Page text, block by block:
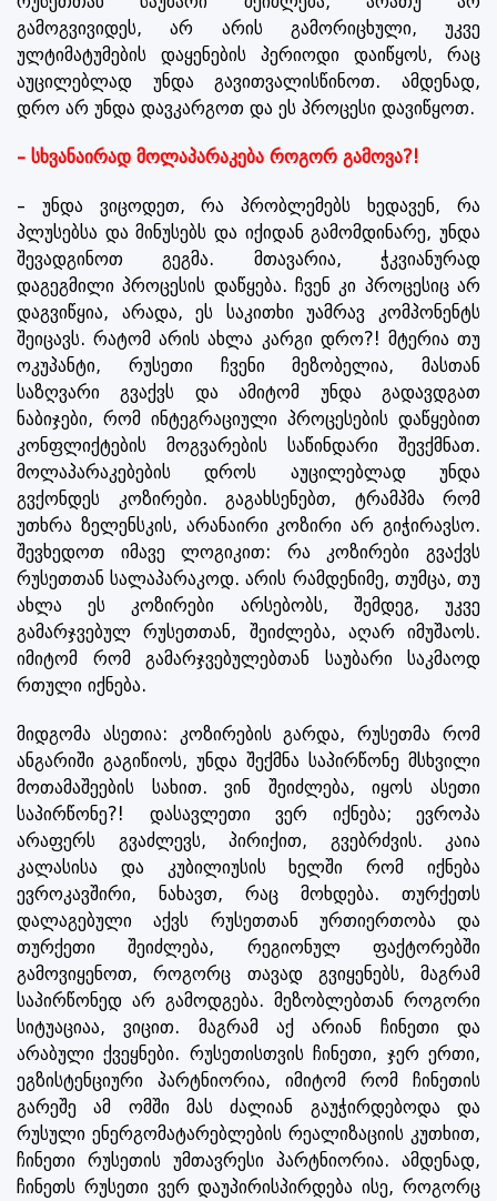
გამოგვივიდეს, არ არის გამორიცხული, უკვე
ულტიმატუმების დაყენების პერიოდი დაიწყოს, რაც
აუცილებლად უნდა გავითვალისწინოთ. ამდენად,
დრო არ უნდა დავკარგოთ და ეს პროცესი დავიწყოთ.
– სხვანაირად მოლაპარაკება როგორ გამოვა?!
– უნდა ვიცოდეთ, რა პრობლემებს ხედავენ, რა
პლუსებსა და მინუსებს და იქიდან გამომდინარე, უნდა
შევადგინოთ გეგმა. მთავარია, ჭკვიანურად
დაგეგმილი პროცესის დაწყება. ჩვენ კი პროცესიც არ
დაგვიწყია, არადა, ეს საკითხი უამრავ კომპონენტს
შეიცავს. რატომ არის ახლა კარგი დრო?! მტერია თუ
ოკუპანტი, რუსეთი ჩვენი მეზობელია, მასთან
საზღვარი გვაქვს და ამიტომ უნდა გადავდგათ
ნაბიჯები, რომ ინტეგრაციული პროცესების დაწყებით
კონფლიქტების მოგვარების საწინდარი შევქმნათ.
მოლაპარაკებების დროს აუცილებლად უნდა
გვქონდეს კოზირები. გაგახსენებთ, ტრამპმა რომ
უთხრა ზელენსკის, არანაირი კოზირი არ გიჭირავსო.
შევხედოთ იმავე ლოგიკით: რა კოზირები გვაქვს
რუსეთთან სალაპარაკოდ. არის რამდენიმე, თუმცა, თუ
ახლა ეს კოზირები არსებობს, შემდეგ, უკვე
გამარჯვებულ რუსეთთან, შეიძლება, აღარ იმუშაოს.
იმიტომ რომ გამარჯვებულებთან საუბარი საკმაოდ
რთული იქნება.
მიდგომა ასეთია: კოზირების გარდა, რუსეთმა რომ
ანგარიში გაგიწიოს, უნდა შექმნა საპირწონე მსხვილი
მოთამაშეების სახით. ვინ შეიძლება, იყოს ასეთი
საპირწონე?! დასავლეთი ვერ იქნება; ევროპა
არაფერს გვაძლევს, პირიქით, გვებრძვის. კაია
კალასისა და კუბილიუსის ხელში რომ იქნება
ევროკავშირი, ნახავთ, რაც მოხდება. თურქეთს
დალაგებული აქვს რუსეთთან ურთიერთობა და
თურქეთი შეიძლება, რეგიონულ ფაქტორებში
გამოვიყენოთ, როგორც თავად გვიყენებს, მაგრამ
საპირწონედ არ გამოდგება. მეზობლებთან როგორი
სიტუაციაა, ვიცით. მაგრამ აქ არიან ჩინეთი და
არაბული ქვეყნები. რუსეთისთვის ჩინეთი, ჯერ ერთი,
ეგზისტენციური პარტნიორია, იმიტომ რომ ჩინეთის
გარეშე ამ ომში მას ძალიან გაუჭირდებოდა და
რუსული ენერგომატარებლების რეალიზაციის კუთხით,
ჩინეთი რუსეთის უმთავრესი პარტნიორია. ამდენად,
ჩინეთს რუსეთი ვერ დაუპირისპირდება ისე, როგორც